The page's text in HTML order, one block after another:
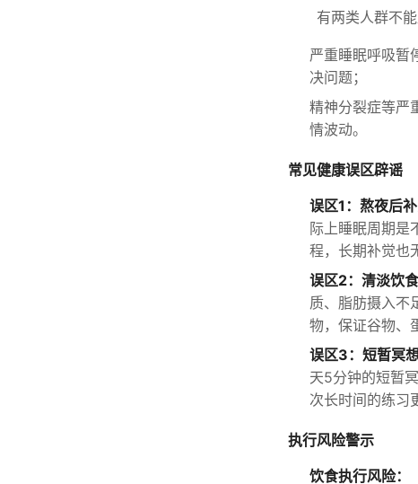
有两类人群不
严重睡眠呼吸暂
决问题；
精神分裂症等严
情波动。
常见健康误区辟谣
误区1：熬夜后
际上睡眠周期是
程，长期补觉也
误区2：清淡饮
质、脂肪摄入不
物，保证谷物、
误区3：短暂冥
天5分钟的短暂
次长时间的练习
执行风险警示
饮食执行风险：